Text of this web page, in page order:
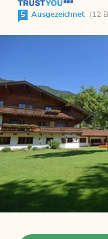
5 Ausgezeichnet (12